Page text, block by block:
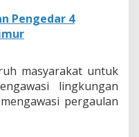
Pengedar 4
masyarakat untuk
lingkungan
pergaulan